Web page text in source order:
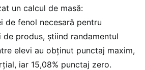
un calcul de masă:
de fenol necesară pentru
de produs, știind randamentul
elevi au obținut punctaj maxim,
iar 15,08% punctaj zero.